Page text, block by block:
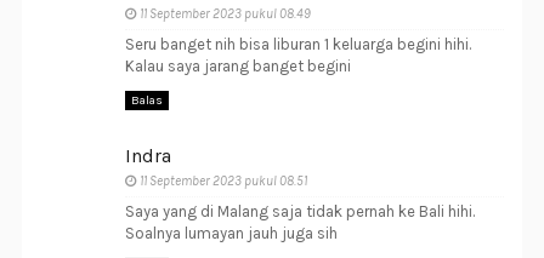
11 September 2023 pukul 08.49
Seru banget nih bisa liburan 1 keluarga begini hihi.
Kalau saya jarang banget begini
Balas
Indra
11 September 2023 pukul 08.51
Saya yang di Malang saja tidak pernah ke Bali hihi.
Soalnya lumayan jauh juga sih